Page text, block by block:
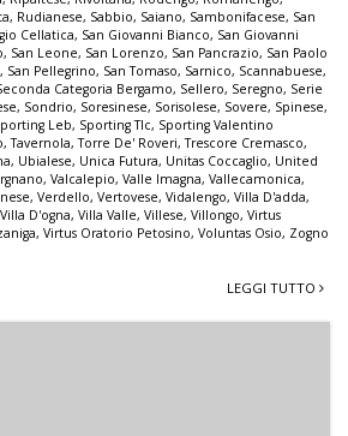
, Rudianese, Sabbio, Saiano, Sambonifacese, San
Cellatica, San Giovanni Bianco, San Giovanni
, San Leone, San Lorenzo, San Pancrazio, San Paolo
, San Pellegrino, San Tomaso, Sarnico, Scannabuese,
Categoria Bergamo, Sellero, Seregno, Serie
, Sondrio, Soresinese, Sorisolese, Sovere, Spinese,
Leb, Sporting Tlc, Sporting Valentino
,Tavernola,Torre De' Roveri,Trescore Cremasco,
, Ubialese, Unica Futura, Unitas Coccaglio, United
, Valcalepio, Valle Imagna, Vallecamonica,
, Verdello, Vertovese, Vidalengo, Villa D'adda,
Villa D'ogna, Villa Valle, Villese, Villongo, Virtus
, Virtus Oratorio Petosino, Voluntas Osio, Zogno
LEGGI TUTTO